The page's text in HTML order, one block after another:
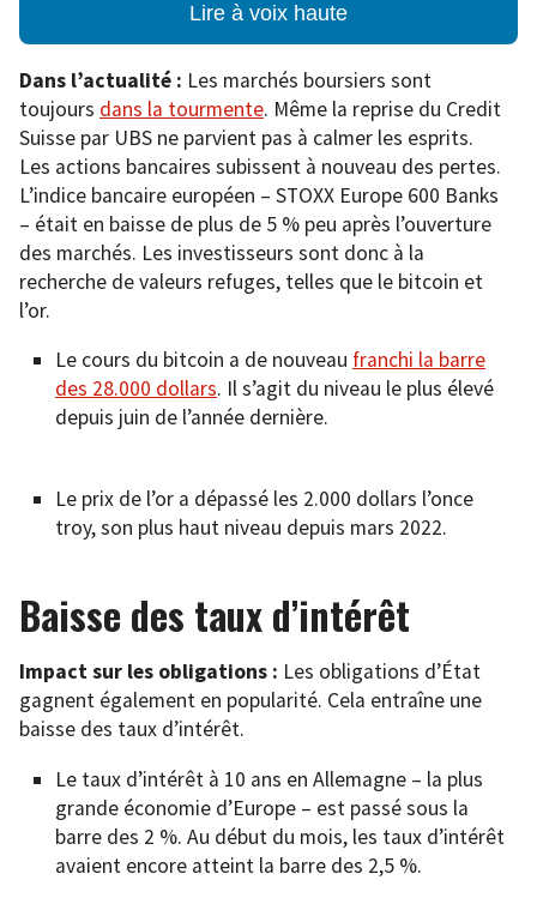
Lire à voix haute
Dans l’actualité : Les marchés boursiers sont
toujours dans la tourmente. Même la reprise du Credit
Suisse par UBS ne parvient pas à calmer les esprits.
Les actions bancaires subissent à nouveau des pertes.
L’indice bancaire européen – STOXX Europe 600 Banks
– était en baisse de plus de 5 % peu après l’ouverture
des marchés. Les investisseurs sont donc à la
recherche de valeurs refuges, telles que le bitcoin et
l’or.
Le cours du bitcoin a de nouveau franchi la barre
des 28.000 dollars. Il s’agit du niveau le plus élevé
depuis juin de l’année dernière.
Le prix de l’or a dépassé les 2.000 dollars l’once
troy, son plus haut niveau depuis mars 2022.
Baisse des taux d’intérêt
Impact sur les obligations : Les obligations d’État
gagnent également en popularité. Cela entraîne une
baisse des taux d’intérêt.
Le taux d’intérêt à 10 ans en Allemagne – la plus
grande économie d’Europe – est passé sous la
barre des 2 %. Au début du mois, les taux d’intérêt
avaient encore atteint la barre des 2,5 %.